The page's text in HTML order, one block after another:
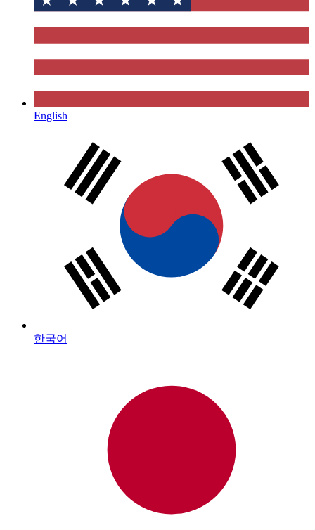
English
한국어